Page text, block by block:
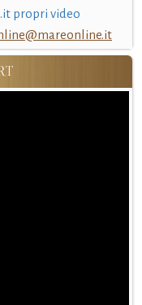
propri video